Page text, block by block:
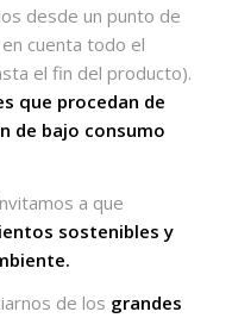
desde un punto de
cuenta todo el
el fin del producto).
que procedan de
de bajo consumo
a que
sostenibles y
de los grandes